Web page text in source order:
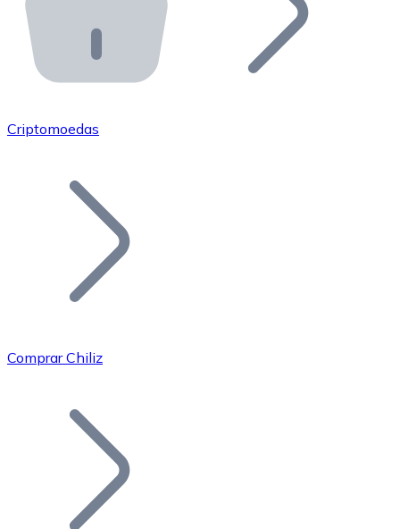
API Bitnovo
Integre nossa API no seu ecossistema.
Junte-se à nossa rede de revendedores e comercialize
Adicione o token do seu projeto ao nosso serviço de
Bitcoin
Criptomoedas
Comprar Chiliz